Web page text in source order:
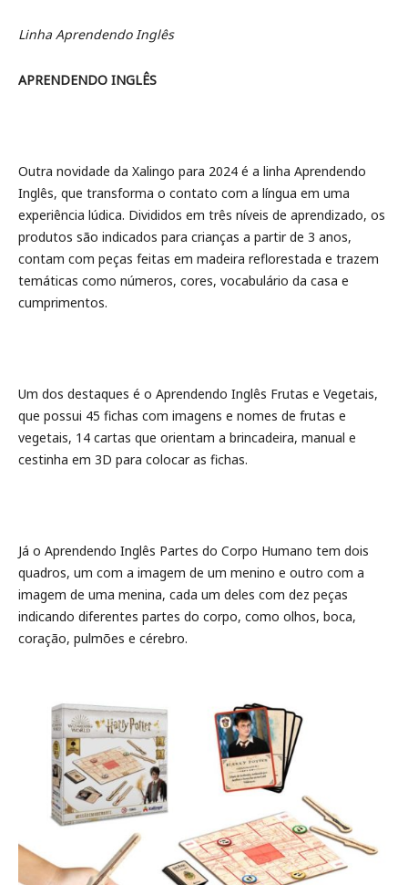
Linha Aprendendo Inglês
APRENDENDO INGLÊS
Outra novidade da Xalingo para 2024 é a linha Aprendendo
Inglês, que transforma o contato com a língua em uma
experiência lúdica. Divididos em três níveis de aprendizado, os
produtos são indicados para crianças a partir de 3 anos,
contam com peças feitas em madeira reflorestada e trazem
temáticas como números, cores, vocabulário da casa e
cumprimentos.
Um dos destaques é o Aprendendo Inglês Frutas e Vegetais,
que possui 45 fichas com imagens e nomes de frutas e
vegetais, 14 cartas que orientam a brincadeira, manual e
cestinha em 3D para colocar as fichas.
Já o Aprendendo Inglês Partes do Corpo Humano tem dois
quadros, um com a imagem de um menino e outro com a
imagem de uma menina, cada um deles com dez peças
indicando diferentes partes do corpo, como olhos, boca,
coração, pulmões e cérebro.